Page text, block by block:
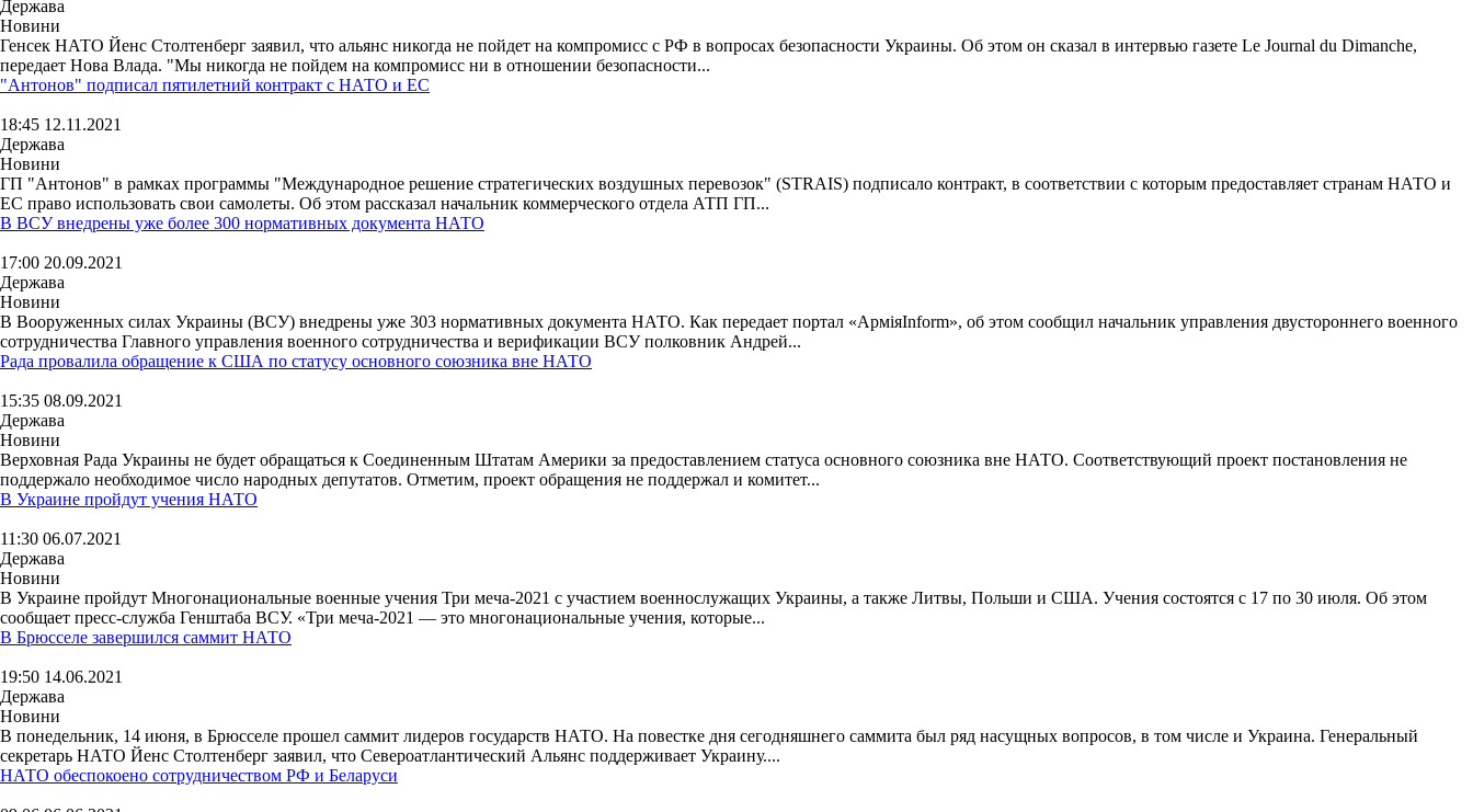
Держава
Новини
Генсек НАТО Йенс Столтенберг заявил, что альянс никогда не пойдет на компромисс с РФ в вопросах безопасности Украины. Об этом он сказал в интервью газете Le Journal du Dimanche,
передает Нова Влада. "Мы никогда не пойдем на компромисс ни в отношении безопасности...
"Антонов" подписал пятилетний контракт с НАТО и ЕС
18:45 12.11.2021
Держава
Новини
ГП "Антонов" в рамках программы "Международное решение стратегических воздушных перевозок" (STRAIS) подписало контракт, в соответствии с которым предоставляет странам НАТО и
ЕС право использовать свои самолеты. Об этом рассказал начальник коммерческого отдела АТП ГП...
В ВСУ внедрены уже более 300 нормативных документа НАТО
17:00 20.09.2021
Держава
Новини
В Вооруженных силах Украины (ВСУ) внедрены уже 303 нормативных документа НАТО. Как передает портал «АрміяInform», об этом сообщил начальник управления двустороннего военного
сотрудничества Главного управления военного сотрудничества и верификации ВСУ полковник Андрей...
Рада провалила обращение к США по статусу основного союзника вне НАТО
15:35 08.09.2021
Держава
Новини
Верховная Рада Украины не будет обращаться к Соединенным Штатам Америки за предоставлением статуса основного союзника вне НАТО. Соответствующий проект постановления не
поддержало необходимое число народных депутатов. Отметим, проект обращения не поддержал и комитет...
В Украине пройдут учения НАТО
11:30 06.07.2021
Держава
Новини
В Украине пройдут Многонациональные военные учения Три меча-2021 с участием военнослужащих Украины, а также Литвы, Польши и США. Учения состоятся с 17 по 30 июля. Об этом
сообщает пресс-служба Генштаба ВСУ. «Три меча-2021 — это многонациональные учения, которые...
В Брюсселе завершился саммит НАТО
19:50 14.06.2021
Держава
Новини
В понедельник, 14 июня, в Брюсселе прошел саммит лидеров государств НАТО. На повестке дня сегодняшнего саммита был ряд насущных вопросов, в том числе и Украина. Генеральный
секретарь НАТО Йенс Столтенберг заявил, что Североатлантический Альянс поддерживает Украину....
НАТО обеспокоено сотрудничеством РФ и Беларуси